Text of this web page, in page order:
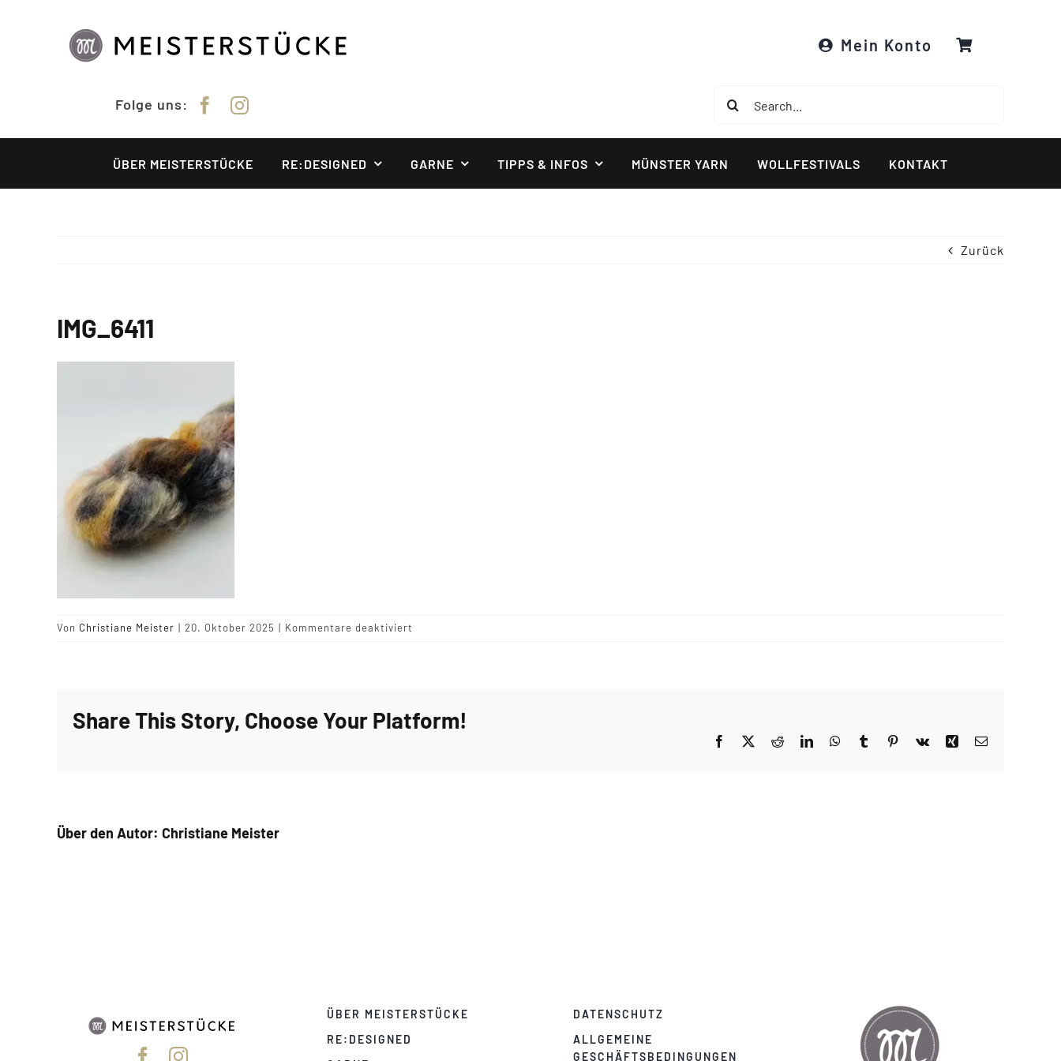
Mein Konto
Folge uns:
ÜBER MEISTERSTÜCKE RE:DESIGNED GARNE TIPPS & INFOS MÜNSTER YARN WOLLFESTIVALS KONTAKT
Zurück
IMG_6411
Von Christiane Meister | 20. Oktober 2025 | Kommentare deaktiviert
Share This Story, Choose Your Platform!
Facebook Reddit LinkedInWhatsApp
TumblrPinterest
Vk Xing
Über den Autor: Christiane Meister
ÜBER MEISTERSTÜCKE
RE:DESIGNED
DATENSCHUTZ
ALLGEMEINE
GESCHÄFTSBEDINGUNGEN